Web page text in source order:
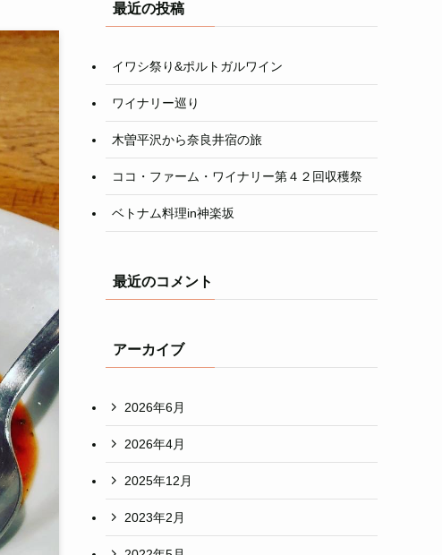
最近の投稿
イワシ祭り&ポルトガルワイン
ワイナリー巡り
木曽平沢から奈良井宿の旅
ココ・ファーム・ワイナリー第４２回収穫祭
ベトナム料理in神楽坂
最近のコメント
アーカイブ
2026年6月
2026年4月
2025年12月
2023年2月